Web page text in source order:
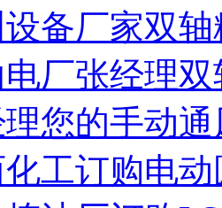
备厂家双
厂张经理
您的手动
工订购电